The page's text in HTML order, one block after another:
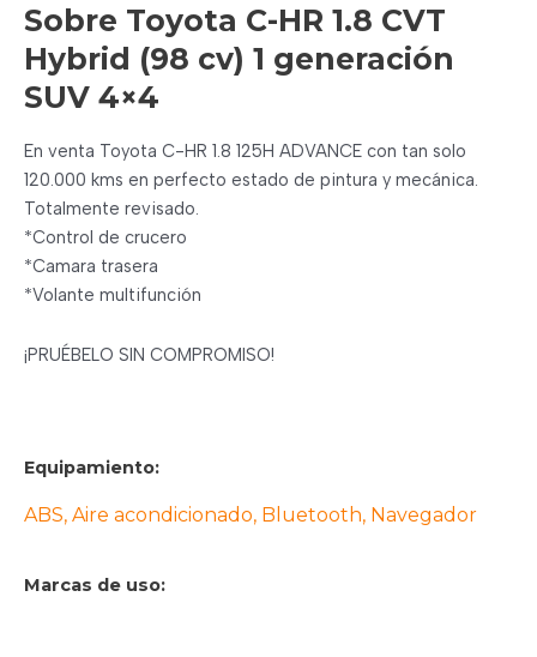
Sobre Toyota C-HR 1.8 CVT
Hybrid (98 cv) 1 generación
SUV 4×4
En venta Toyota C-HR 1.8 125H ADVANCE con tan solo
120.000 kms en perfecto estado de pintura y mecánica.
Totalmente revisado.
*Control de crucero
*Camara trasera
*Volante multifunción
¡PRUÉBELO SIN COMPROMISO!
Equipamiento:
ABS, Aire acondicionado, Bluetooth, Navegador
Marcas de uso: